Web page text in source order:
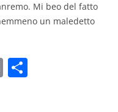
Mi beo del fatto
un maledetto
E